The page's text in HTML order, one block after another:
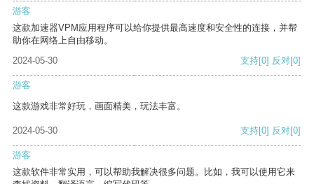
游客
这款加速器VPM应用程序可以给你提供最高速度和安全性的连接，并帮
助你在网络上自由移动。
2024-05-30
支持[0] 反对[0]
游客
这款游戏非常好玩，画面精美，玩法丰富。
2024-05-30 支持[0] 反对[0]
游客
这款软件非常实用，可以帮助我解决很多问题。比如，我可以使用它来